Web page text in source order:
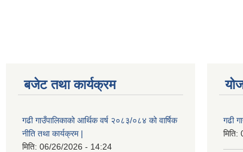
बजेट तथा कार्यक्रम
गढी गाउँपालिकाको आर्थिक वर्ष २०८३/०८४ को वार्षिक
नीति तथा कार्यक्रम |
मिति: 06/26/2026 - 14:24
गढी
मिति: